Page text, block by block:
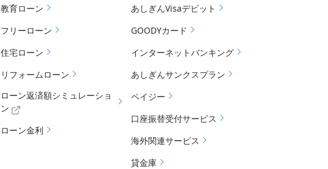
教育ローン
フリーローン
住宅ローン
リフォームローン
ローン返済額シミュレーショ
ン
ローン金利
あしぎんVisaデビット
GOODYカード
インターネットバンキング
あしぎんサンクスプラン
ペイジー
口座振替受付サービス
海外関連サービス
貸金庫